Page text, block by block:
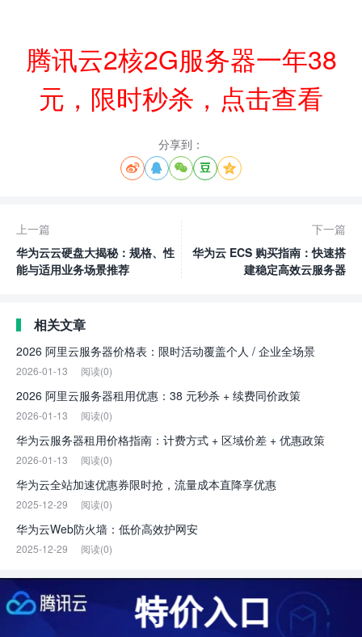
腾讯云2核2G服务器一年38
元，限时秒杀，点击查看
分享到：
    
上一篇
华为云云硬盘大揭秘：规格、性
能与适用业务场景推荐
下一篇
华为云 ECS 购买指南：快速搭
建稳定高效云服务器
相关文章
2026 阿里云服务器价格表：限时活动覆盖个人 / 企业全场景
2026-01-13 阅读(0)
2026 阿里云服务器租用优惠：38 元秒杀 + 续费同价政策
2026-01-13 阅读(0)
华为云服务器租用价格指南：计费方式 + 区域价差 + 优惠政策
2026-01-13 阅读(0)
华为云全站加速优惠券限时抢，流量成本直降享优惠
2025-12-29 阅读(0)
华为云Web防火墙：低价高效护网安
2025-12-29 阅读(0)